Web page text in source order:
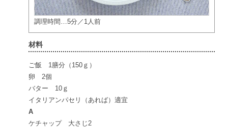
調理時間…5分／1人前
材料
ご飯 1膳分（150ｇ）
卵 2個
バター 10ｇ
イタリアンパセリ（あれば）適宜
A
ケチャップ 大さじ2